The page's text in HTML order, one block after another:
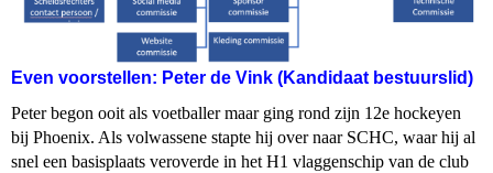
Even voorstellen: Peter de Vink (Kandidaat bestuurslid)
Peter begon ooit als voetballer maar ging rond zijn 12e hockeyen
bij Phoenix. Als volwassene stapte hij over naar SCHC, waar hij al
snel een basisplaats veroverde in het H1 vlaggenschip van de club